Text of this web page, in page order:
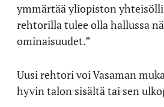
ymmärtää yliopiston
rehtorilla tulee olla hallussa
ominaisuudet.”
Uusi rehtori voi Vasaman
hyvin talon sisältä tai sen